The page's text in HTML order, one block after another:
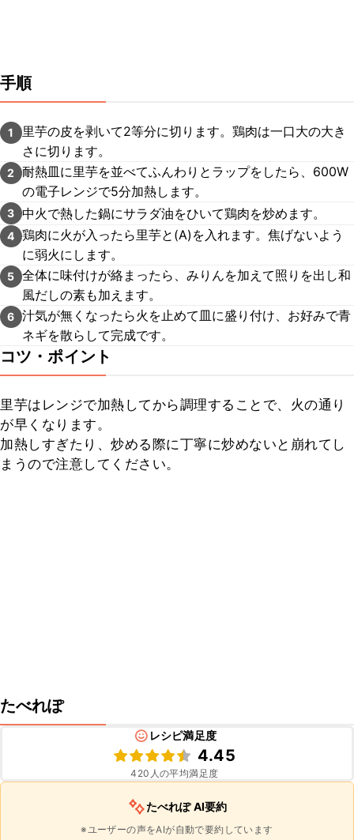
手順
1
里芋の皮を剥いて2等分に切ります。鶏肉は一口大の大き
さに切ります。
2
耐熱皿に里芋を並べてふんわりとラップをしたら、600W
の電子レンジで5分加熱します。
3 中火で熱した鍋にサラダ油をひいて鶏肉を炒めます。
4 鶏肉に火が入ったら里芋と(A)を入れます。焦げないよう
に弱火にします。
5 全体に味付けが絡まったら、みりんを加えて照りを出し和
風だしの素も加えます。
6 汁気が無くなったら火を止めて皿に盛り付け、お好みで青
ネギを散らして完成です。
コツ・ポイント
里芋はレンジで加熱してから調理することで、火の通り
が早くなります。
加熱しすぎたり、炒める際に丁寧に炒めないと崩れてし
まうので注意してください。
たべれぽ
レシピ満足度
4.45
420 人の平均満足度
たべれぽ AI要約
※ユーザーの声をAIが自動で要約しています